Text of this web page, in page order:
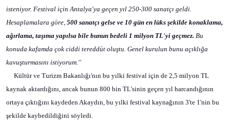
isteniyor. Festival için Antalya'ya geçen yıl 250-300 sanatçı geldi.
Hesaplamalara göre, 500 sanatçı gelse ve 10 gün en lüks şekilde konaklama,
ağırlama, taşıma yapılsa bile bunun bedeli 1 milyon TL'yi geçmez. Bu
konuda kafamda çok ciddi tereddüt oluştu. Genel kurulun bunu açıklığa
kavuşturmasını istiyorum.''
Kültür ve Turizm Bakanlığı'nın bu yılki festival için de 2,5 milyon TL
kaynak aktardığını, ancak bunun 800 bin TL'sinin geçen yıl harcandığının
ortaya çıktığını kaydeden Akaydın, bu yılki festival kaynağının 3'te 1'nin bu
şekilde kaybedildiğini söyledi.